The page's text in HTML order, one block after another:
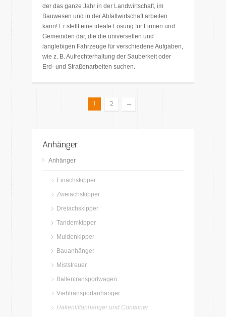
der das ganze Jahr in der Landwirtschaft, im
Bauwesen und in der Abfallwirtschaft arbeiten
kann! Er stellt eine ideale Lösung für Firmen und
Gemeinden dar, die die universellen und
langlebigen Fahrzeuge für verschiedene Aufgaben,
wie z. B. Aufrechterhaltung der Sauberkeit oder
Erd- und Straßenarbeiten suchen.
1 2 →
Anhänger
Anhänger
Einachskipper
Zweiachskipper
Dreiachskipper
Tandemkipper
Muldenkipper
Bauanhänger
Miststreuer
Ballentransportwagen
Viehtransportanhänger
Hakenliftanhänger und Container